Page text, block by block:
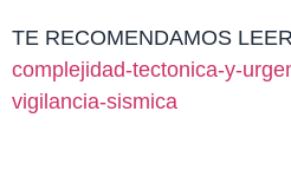
TE RECOMENDAMOS
complejidad-tectonica-y-
vigilancia-sismica